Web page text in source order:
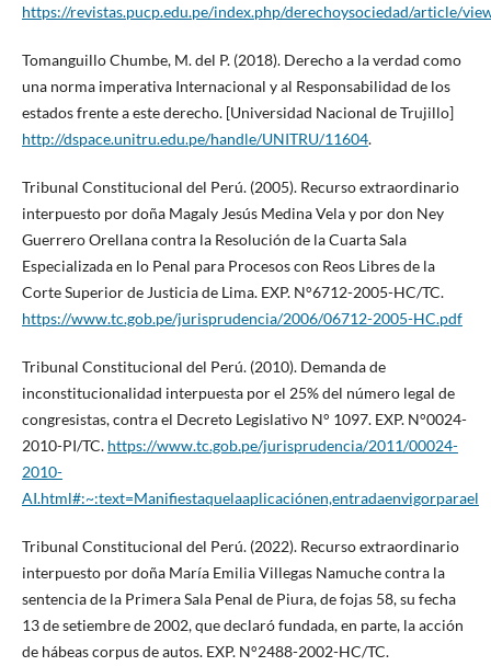
https://revistas.pucp.edu.pe/index.php/derechoysociedad/article/
Tomanguillo Chumbe, M. del P. (2018). Derecho a la verdad como
una norma imperativa Internacional y al Responsabilidad de los
estados frente a este derecho. [Universidad Nacional de Trujillo]
http://dspace.unitru.edu.pe/handle/UNITRU/11604.
Tribunal Constitucional del Perú. (2005). Recurso extraordinario
interpuesto por doña Magaly Jesús Medina Vela y por don Ney
Guerrero Orellana contra la Resolución de la Cuarta Sala
Especializada en lo Penal para Procesos con Reos Libres de la
Corte Superior de Justicia de Lima. EXP. N°6712-2005-HC/TC.
https://www.tc.gob.pe/jurisprudencia/2006/06712-2005-HC.pdf
Tribunal Constitucional del Perú. (2010). Demanda de
inconstitucionalidad interpuesta por el 25% del número legal de
congresistas, contra el Decreto Legislativo N° 1097. EXP. N°0024-
2010-PI/TC. https://www.tc.gob.pe/jurisprudencia/2011/00024-
2010-
AI.html#:~:text=Manifiestaquelaaplicaciónen,entradaenvigorparael
Tribunal Constitucional del Perú. (2022). Recurso extraordinario
interpuesto por doña María Emilia Villegas Namuche contra la
sentencia de la Primera Sala Penal de Piura, de fojas 58, su fecha
13 de setiembre de 2002, que declaró fundada, en parte, la acción
de hábeas corpus de autos. EXP. N°2488-2002-HC/TC.